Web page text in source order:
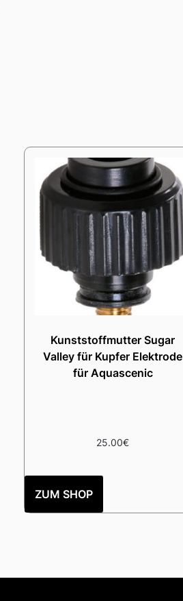
Kunststoffmutter Sugar
Valley für Kupfer Elektrode
für Aquascenic
25.00€
ZUM SHOP